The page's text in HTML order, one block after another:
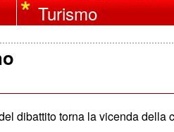
Turismo
dibattito torna la vicenda della